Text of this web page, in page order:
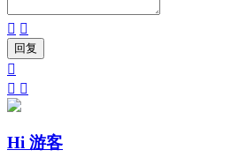
 

 
Hi 游客